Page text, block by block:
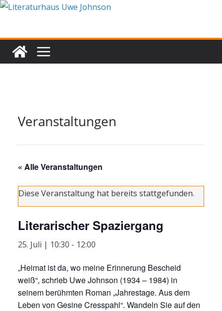
Zum
Veranstaltungen
« Alle Veranstaltungen
Diese Veranstaltung hat bereits stattgefunden.
Literarischer Spaziergang
25. Juli | 10:30 - 12:00
„Heimat ist da, wo meine Erinnerung Bescheid
weiß“, schrieb Uwe Johnson (1934 – 1984) in
seinem berühmten Roman „Jahrestage. Aus dem
Leben von Gesine Cresspahl“. Wandeln Sie auf den